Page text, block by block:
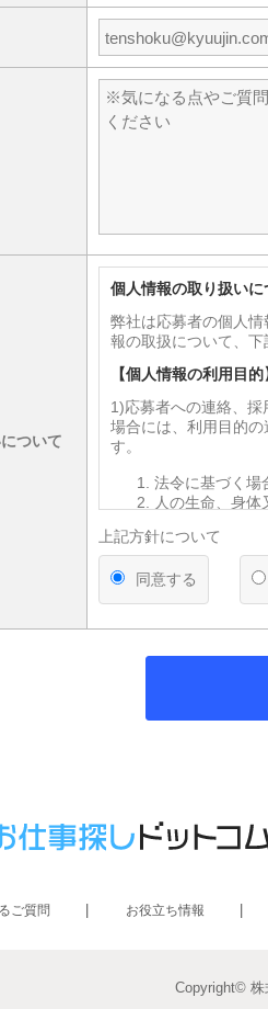
ついて
個人情報の取り扱いに
弊社は応募者の個人
報の取扱について、下
【個人情報の利用目的
1)応募者への連絡、
場合には、利用目的
す。
法令に基づく場
人の生命、身
公衆衛生の向上
って、本人の同
国の機関若しく
遂行することに
【第三者への提供】
弊社は法律で定めら
得ず第三者に提供・
により個人情報につ
応募者が弊社に対し
されない場合には、
ださい。
貴殿には、貴殿の個
【統計処理されたデ
上記方針について
同意する
ご質問 お役立ち情報
Copyright© 株